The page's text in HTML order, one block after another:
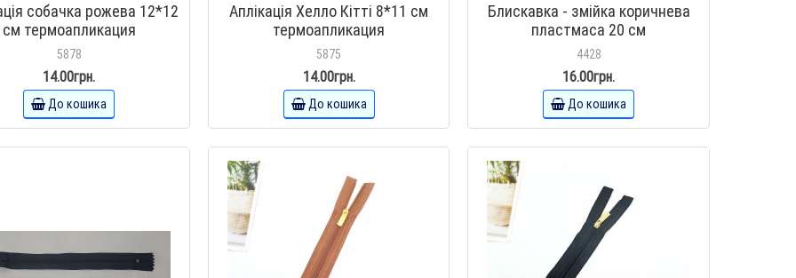
собачка рожева 12*12
см термоапликация
5878
14.00грн.
До кошика
Аплікація Хелло Кітті 8*11 см
термоапликация
5875
14.00грн.
До кошика
Блискавка - змійка коричнева
пластмаса 20 см
4428
16.00грн.
До кошика